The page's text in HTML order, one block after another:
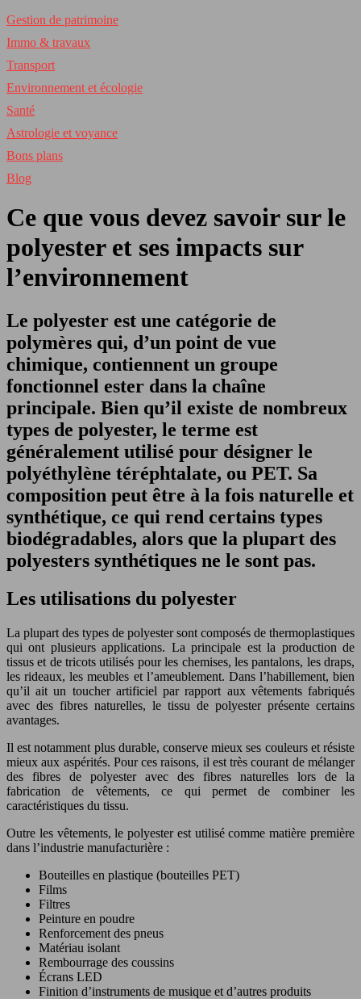
Gestion de patrimoine
Immo & travaux
Transport
Environnement et écologie
Santé
Astrologie et voyance
Bons plans
Blog
Ce que vous devez savoir sur le
polyester et ses impacts sur
l’environnement
Le polyester est une catégorie de
polymères qui, d’un point de vue
chimique, contiennent un groupe
fonctionnel ester dans la chaîne
principale. Bien qu’il existe de nombreux
types de polyester, le terme est
généralement utilisé pour désigner le
polyéthylène téréphtalate, ou PET. Sa
composition peut être à la fois naturelle et
synthétique, ce qui rend certains types
biodégradables, alors que la plupart des
polyesters synthétiques ne le sont pas.
Les utilisations du polyester
La plupart des types de polyester sont composés de thermoplastiques
qui ont plusieurs applications. La principale est la production de
tissus et de tricots utilisés pour les chemises, les pantalons, les draps,
les rideaux, les meubles et l’ameublement. Dans l’habillement, bien
qu’il ait un toucher artificiel par rapport aux vêtements fabriqués
avec des fibres naturelles, le tissu de polyester présente certains
avantages.
Il est notamment plus durable, conserve mieux ses couleurs et résiste
mieux aux aspérités. Pour ces raisons, il est très courant de mélanger
des fibres de polyester avec des fibres naturelles lors de la
fabrication de vêtements, ce qui permet de combiner les
caractéristiques du tissu.
Outre les vêtements, le polyester est utilisé comme matière première
dans l’industrie manufacturière :
Bouteilles en plastique (bouteilles PET)
Films
Filtres
Peinture en poudre
Renforcement des pneus
Matériau isolant
Rembourrage des coussins
Écrans LED
Finition d’instruments de musique et d’autres produits